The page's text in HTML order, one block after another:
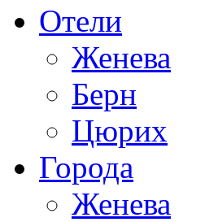
Отели
Женева
Берн
Цюрих
Города
Женева